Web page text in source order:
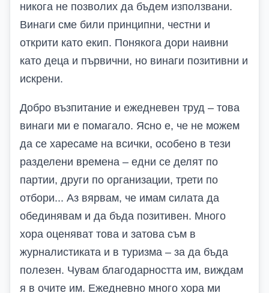
никога не позволих да бъдем използвани.
Винаги сме били принципни, честни и
открити като екип. Понякога дори наивни
като деца и първични, но винаги позитивни и
искрени.
Добро възпитание и ежедневен труд – това
винаги ми е помагало. Ясно е, че не можем
да се харесаме на всички, особено в тези
разделени времена – едни се делят по
партии, други по организации, трети по
отбори... Аз вярвам, че имам силата да
обединявам и да бъда позитивен. Много
хора оценяват това и затова съм в
журналистиката и в туризма – за да бъда
полезен. Чувам благодарността им, виждам
я в очите им. Ежедневно много хора ми